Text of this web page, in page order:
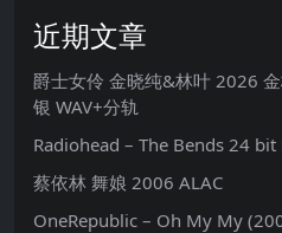
近期文章
爵士女伶 金晓纯&林叶 2026
银 WAV+分轨
Radiohead – The Bends 24 bit
蔡依林 舞娘 2006 ALAC
OneRepublic – Oh My My